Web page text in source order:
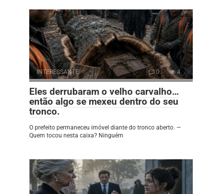
INTERESSANTE 0 4
Eles derrubaram o velho carvalho…
então algo se mexeu dentro do seu
tronco.
O prefeito permaneceu imóvel diante do tronco aberto. —
Quem tocou nesta caixa? Ninguém